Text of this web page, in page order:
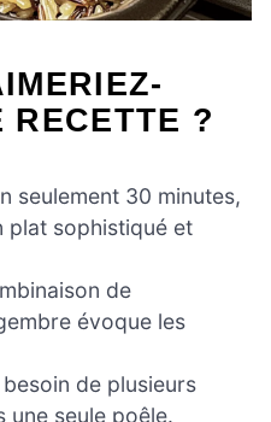
RECETTE ?
seulement 30 minutes,
plat sophistiqué et
de
évoque les
besoin de plusieurs
une seule poêle.